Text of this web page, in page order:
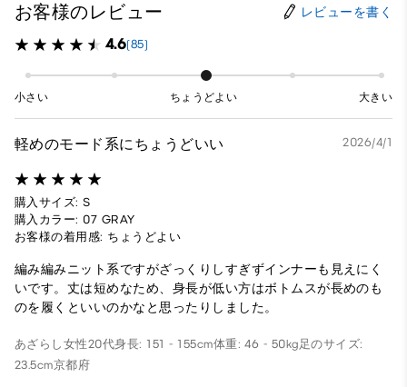
お客様のレビュー レビューを書く
4.6(85)
小さい ちょうどよい 大きい
軽めのモード系にちょうどいい 2026/4/1
購入サイズ: S
購入カラー: 07 GRAY
お客様の着用感: ちょうどよい
編み編みニット系ですがざっくりしすぎずインナーも見えにく
いです。丈は短めなため、身長が低い方はボトムスが長めのも
のを履くといいのかなと思ったりしました。
あざらし 女性20代身長: 151 - 155cm体重: 46 - 50kg足のサイズ:
23.5cm京都府